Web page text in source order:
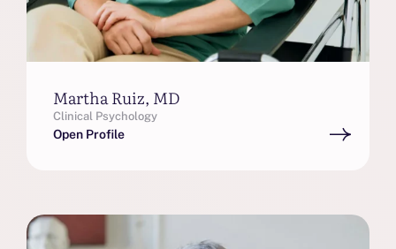
Martha Ruiz, MD
Clinical Psychology
Open Profile